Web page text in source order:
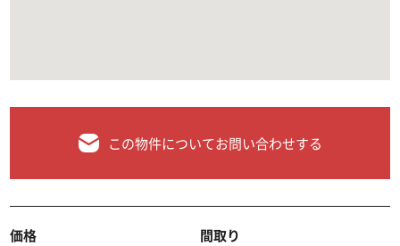
この物件についてお問い合わせする
価格 間取り